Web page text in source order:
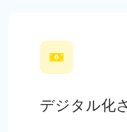
デジタル化